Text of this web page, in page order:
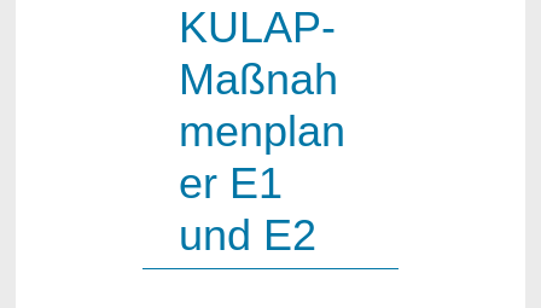
KULAP-
Maßnah
menplan
er E1
und E2